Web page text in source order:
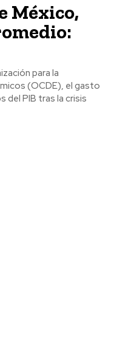
México,
(OCDE), el gasto
del PIB tras la crisis